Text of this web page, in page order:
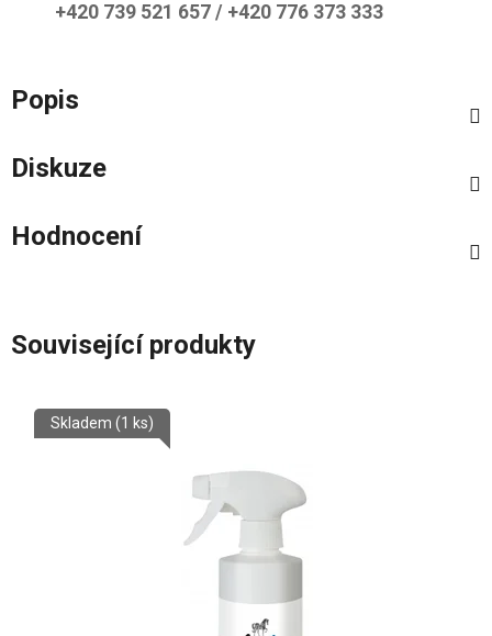
+420 739 521 657 / +420 776 373 333
Popis
Diskuze
Hodnocení
Související produkty
Skladem (1 ks)